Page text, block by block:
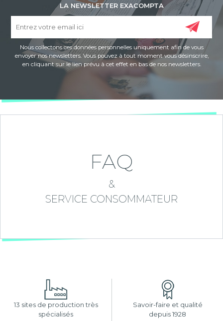
LA NEWSLETTER EXACOMPTA
Nous collectons ces données personnelles uniquement afin de vous
envoyer nos newsletters. Vous pouvez à tout moment vous désinscrire,
en cliquant sur le lien prévu à cet effet en bas de nos newsletters.
FAQ
&
SERVICE CONSOMMATEUR
13 sites de production très
spécialisés
Savoir-faire et qualité
depuis 1928